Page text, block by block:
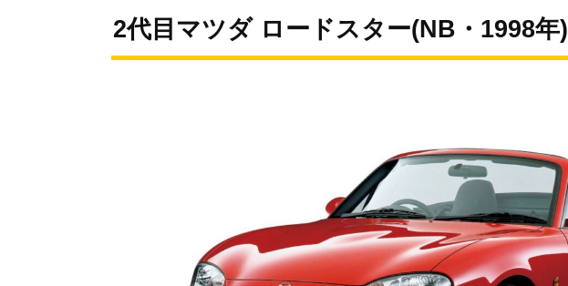
2代目マツダ ロードスター(NB・1998年)